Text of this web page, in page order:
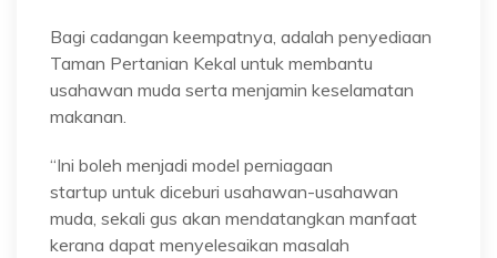
Bagi cadangan keempatnya, adalah penyediaan
Taman Pertanian Kekal untuk membantu
usahawan muda serta menjamin keselamatan
makanan.
“Ini boleh menjadi model perniagaan
startup untuk diceburi usahawan-usahawan
muda, sekali gus akan mendatangkan manfaat
kerana dapat menyelesaikan masalah